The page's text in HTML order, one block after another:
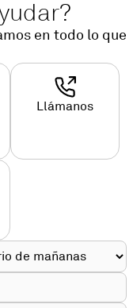
en todo lo que
Llámanos